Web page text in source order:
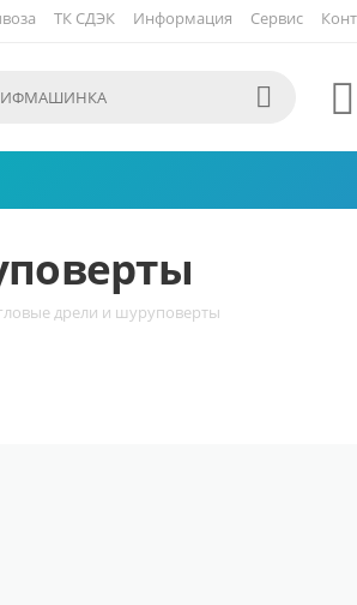
ТК СДЭК Информация Сервис


дрели и шуруповерты